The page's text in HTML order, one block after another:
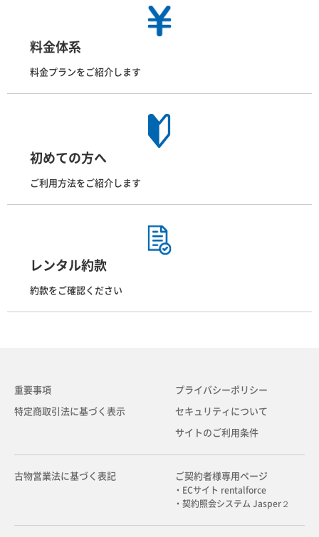
料金体系
料金プランをご紹介します
初めての方へ
ご利用方法をご紹介します
レンタル約款
約款をご確認ください
重要事項
特定商取引法に基づく表示
プライバシーポリシー
セキュリティについて
サイトのご利用条件
古物営業法に基づく表記 ご契約者様専用ページ
・ECサイト rentalforce
・契約照会システム Jasper２